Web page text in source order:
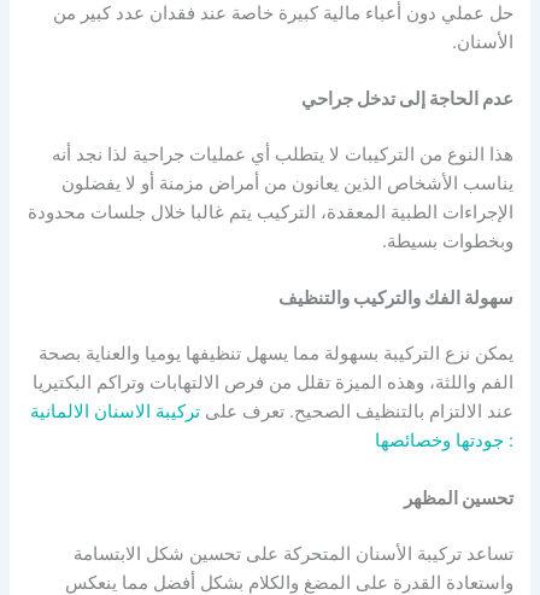
حل عملي دون أعباء مالية كبيرة خاصة عند فقدان عدد كبير من
الأسنان.
عدم الحاجة إلى تدخل جراحي
هذا النوع من التركيبات لا يتطلب أي عمليات جراحية لذا نجد أنه
يناسب الأشخاص الذين يعانون من أمراض مزمنة أو لا يفضلون
الإجراءات الطبية المعقدة، التركيب يتم غالبا خلال جلسات محدودة
وبخطوات بسيطة.
سهولة الفك والتركيب والتنظيف
يمكن نزع التركيبة بسهولة مما يسهل تنظيفها يوميا والعناية بصحة
الفم واللثة، وهذه الميزة تقلل من فرص الالتهابات وتراكم البكتيريا
عند الالتزام بالتنظيف الصحيح. تعرف علىتركيبة الاسنان الالمانية
: جودتها وخصائصها
تحسين المظهر
تساعد تركيبة الأسنان المتحركة على تحسين شكل الابتسامة
واستعادة القدرة على المضغ والكلام بشكل أفضل مما ينعكس